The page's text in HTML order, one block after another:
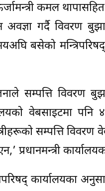
कमल
अवज्ञा गर्दै विवरण
बसेको
सम्पत्ति विवरण
वेबसाइटमा पनि
सम्पत्ति
प्रधानमन्त्री
कार्यालयका